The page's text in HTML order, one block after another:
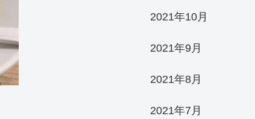
2021年10月
2021年9月
2021年8月
2021年7月